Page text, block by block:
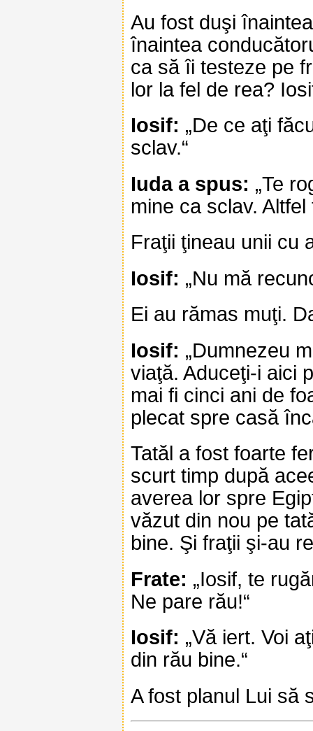
Au fost duşi
înaintea
ca să îi testeze pe
lor la fel de rea?
Iosif: „De ce aţi
sclav.“
Iuda a spus: „Te
mine ca sclav.
Fraţii ţineau unii cu
Iosif: „Nu mă
Ei au rămas muţi.
Iosif: „Dumnezeu
viaţă. Aduceţi-i aici
mai fi cinci ani de
plecat spre casă
Tatăl a fost foarte
scurt timp după
averea lor spre
văzut din nou pe
bine. Şi fraţii şi-au
Frate: „Iosif, te
Ne pare rău!“
Iosif: „Vă iert. Voi
din rău bine.“
A fost planul Lui să